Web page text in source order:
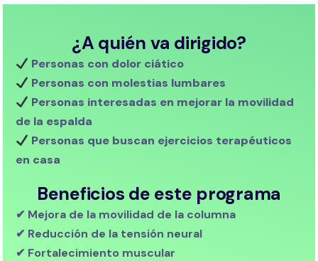
¿A quién va dirigido?
Personas con dolor ciático
Personas con molestias lumbares
Personas interesadas en mejorar la movilidad
de la espalda
Personas que buscan ejercicios terapéuticos
en casa
Beneficios de este programa
✔ Mejora de la movilidad de la columna
✔ Reducción de la tensión neural
✔ Fortalecimiento muscular